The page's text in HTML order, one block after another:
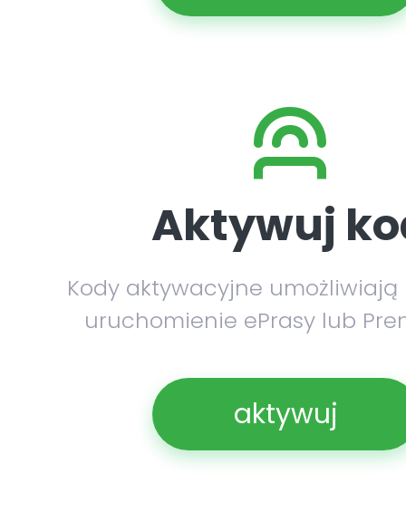
Aktywuj
Kody aktywacyjne umożliwiają
uruchomienie ePrasy lub
aktywuj